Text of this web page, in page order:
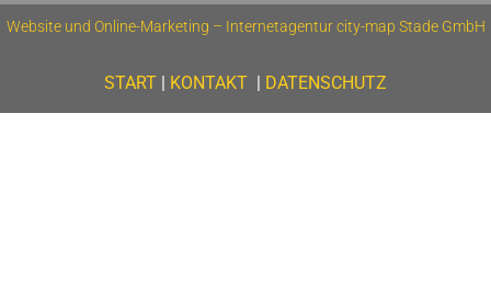
Website und Online-Marketing – Internetagentur city-map Stade GmbH
START KONTAKT DATENSCHUTZ